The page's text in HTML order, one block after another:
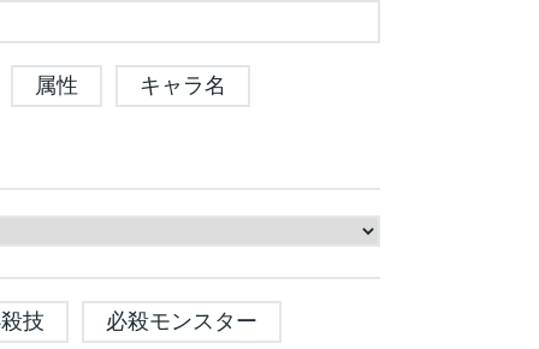
属性 キャラ名
技 必殺モンスター